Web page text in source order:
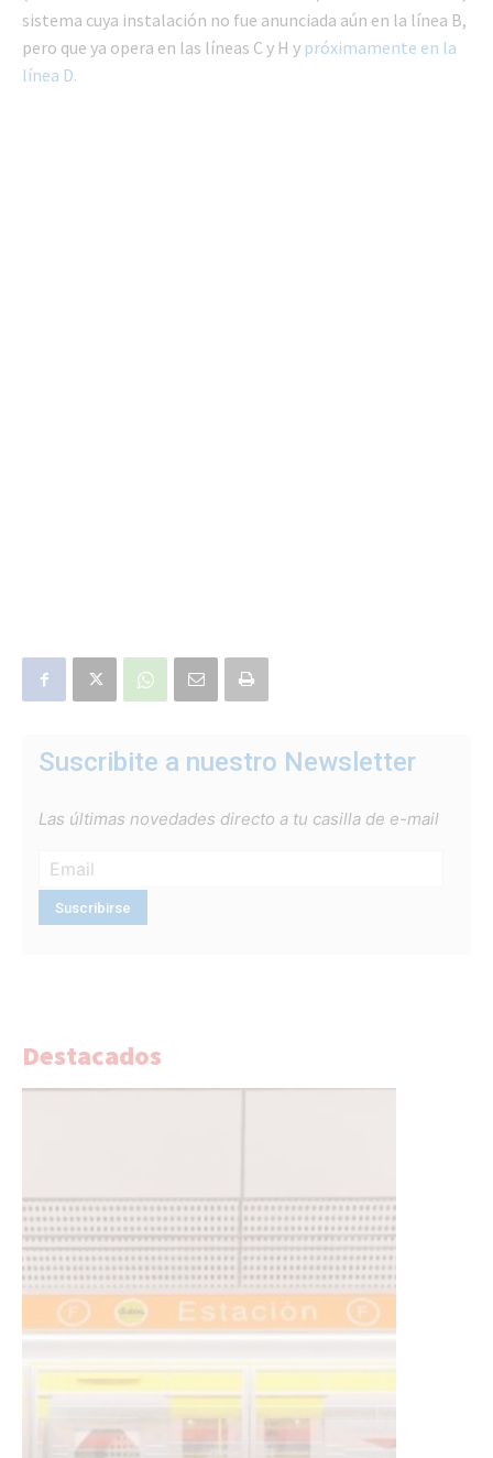
sistema cuya instalación no fue anunciada aún en la línea B,
pero que ya opera en las líneas C y H y próximamente en la
línea D.
Suscribite a nuestro Newsletter
Las últimas novedades directo a tu casilla de e-mail
Destacados